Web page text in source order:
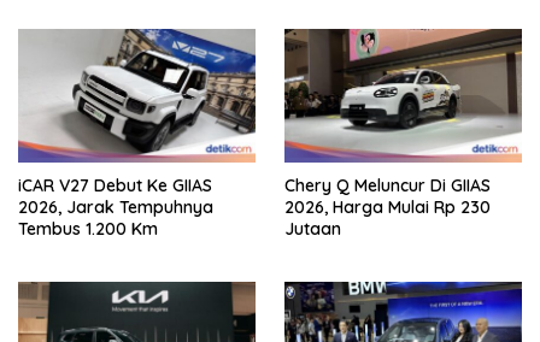
iCAR V27 Debut Ke GIIAS
2026, Jarak Tempuhnya
Tembus 1.200 Km
Chery Q Meluncur Di GIIAS
2026, Harga Mulai Rp 230
Jutaan